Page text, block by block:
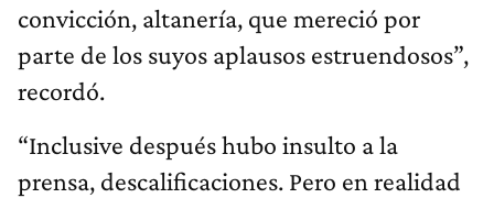
convicción, altanería, que mereció por
parte de los suyos aplausos estruendosos”,
recordó.
“Inclusive después hubo insulto a la
prensa, descalificaciones. Pero en realidad